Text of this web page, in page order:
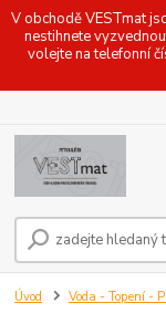
V obchodě VESTmat
nestihnete
volejte na telefonní
Úvod Voda - Topení -